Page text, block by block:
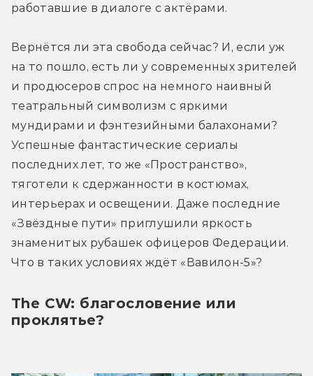
работавшие в диалоге с актёрами.
Вернётся ли эта свобода сейчас? И, если уж
на то пошло, есть ли у современных зрителей
и продюсеров спрос на немного наивный
театральный символизм с яркими
мундирами и фэнтезийными балахонами?
Успешные фантастические сериалы
последних лет, то же «Пространство»,
тяготели к сдержанности в костюмах,
интерьерах и освещении. Даже последние
«Звёздные пути» приглушили яркость
знаменитых рубашек офицеров Федерации.
Что в таких условиях ждёт «Вавилон-5»?
The CW: благословение или
проклятье?